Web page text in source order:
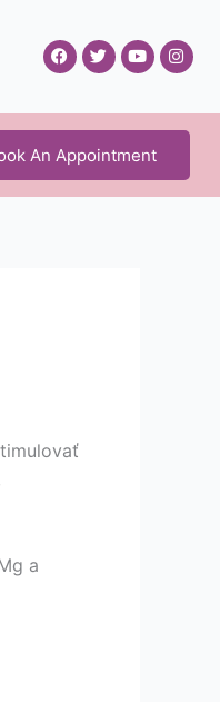
F
a
c
b
o
o
k
T
w
i
t
e
r
Y
o
u
u
b
e
I
n
s
a
g
m
An Appointment
a